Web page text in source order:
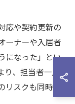
応や契約更新の
ーナーや入居者
になった」とい
、担当者一人
スクも同時に